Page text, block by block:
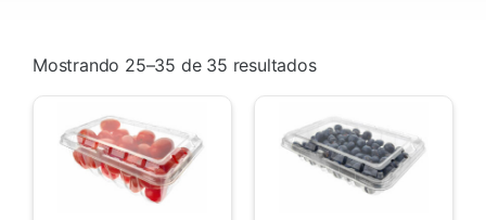
Mostrando 25–35 de 35 resultados